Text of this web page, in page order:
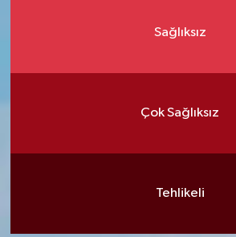
Sağlıksız
Çok Sağlıksız
Tehlikeli